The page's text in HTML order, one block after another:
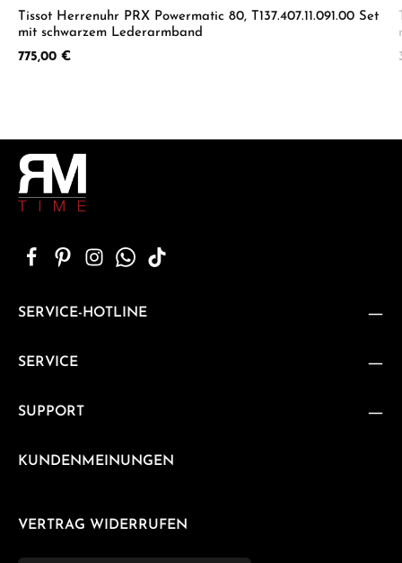
Tissot Herrenuhr PRX Powermatic 80, T137.407.11.091.00 Set
mit schwarzem Lederarmband
Regulärer Preis:
775,00 €
SERVICE-HOTLINE
SERVICE
SUPPORT
KUNDENMEINUNGEN
VERTRAG WIDERRUFEN